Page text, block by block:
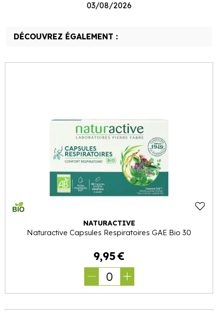
03/08/2026
DÉCOUVREZ ÉGALEMENT :
NATURACTIVE
Naturactive Capsules Respiratoires GAE Bio 30
9,95€
0